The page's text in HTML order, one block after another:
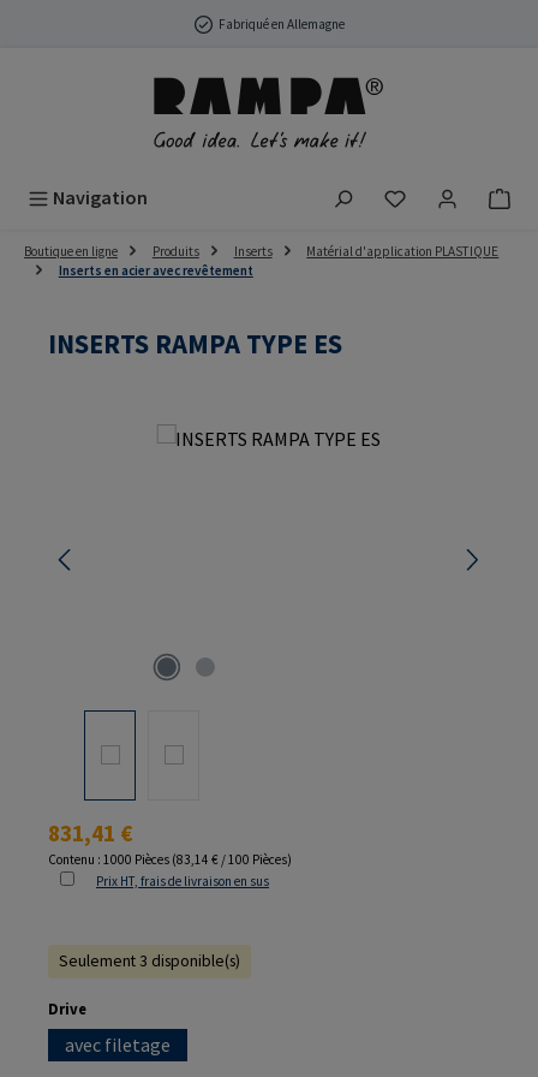
Passer au contenu principalFabriqué en Allemagne
Navigation Vous avez 0
Boutique en ligne Produits Inserts
Matérial d'application PLASTIQUE
Inserts en acier avec revêtement
INSERTS RAMPA TYPE ES
Ignorer la galerie d'images
Prix régulier :
831,41 €
Contenu : 1000 Pièces (83,14 € / 100 Pièces)
Prix HT, frais de livraison en sus
Seulement 3 disponible(s)
Sélectionnez
Drive
avec filetage